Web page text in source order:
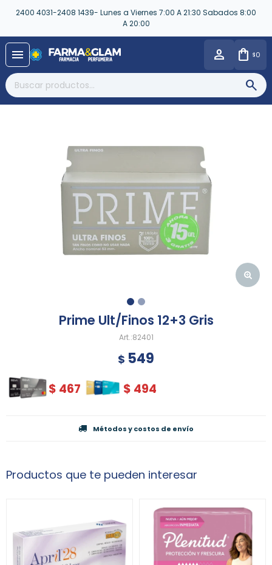
2400 4031-2408 1439- Lunes a Viernes 7:00 A 21:30 Sabados 8:00
A 20:00
menu $0
Prime Ult/Finos 12+3 Gris
82401
$ 549
$ 467 $ 494
Métodos y costos de envío
Productos que te pueden interesar